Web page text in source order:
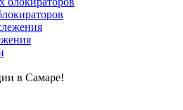
в Самаре!